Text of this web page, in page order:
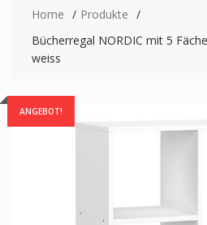
Home
Produkte
Bücherregal NORDIC mit 5
weiss
ANGEBOT!